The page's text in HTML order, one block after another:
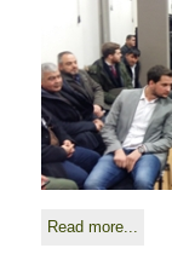
Read more...